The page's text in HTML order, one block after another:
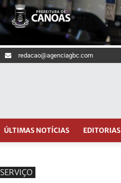
redacao@agenciagbc.com
ÚLTIMAS NOTÍCIAS EDITORIAS
SERVIÇO